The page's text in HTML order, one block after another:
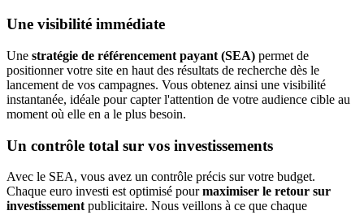
Une visibilité immédiate
Une stratégie de référencement payant (SEA) permet de
positionner votre site en haut des résultats de recherche dès le
lancement de vos campagnes. Vous obtenez ainsi une visibilité
instantanée, idéale pour capter l'attention de votre audience cible au
moment où elle en a le plus besoin.
Un contrôle total sur vos investissements
Avec le SEA, vous avez un contrôle précis sur votre budget.
Chaque euro investi est optimisé pourmaximiser le retour sur
investissement publicitaire. Nous veillons à ce que chaque